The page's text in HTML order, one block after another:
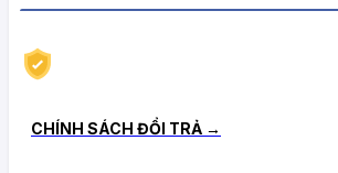
CHÍNH SÁCH ĐỔI TRẢ →